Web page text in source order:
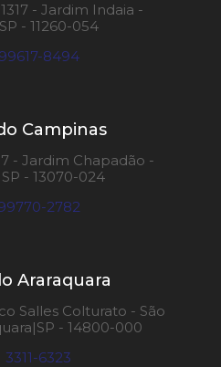
- Jardim Indaia -
- 11260-054
8494
Campinas
- Jardim Chapadão -
- 13070-024
2782
Araraquara
Salles Colturato - São
- 14800-000
3311-6323